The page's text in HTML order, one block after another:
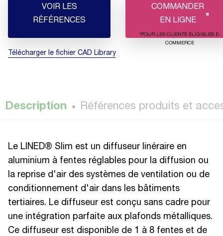
VOIR LES
RÉFÉRENCES
COMMANDER
EN LIGNE
*POUR LES CLIENTS ÉLIGIBLES E-
COMMERCE
Télécharger le fichier CAD Library
Description Références produits et
Le LINED® Slim est un diffuseur linéraire en
aluminium à fentes réglables pour la diffusion ou
la reprise d'air des systèmes de ventilation ou de
conditionnement d'air dans les bâtiments
tertiaires. Le diffuseur est conçu sans cadre pour
une intégration parfaite aux plafonds métalliques.
Ce diffuseur est disponible de 1 à 8 fentes et de